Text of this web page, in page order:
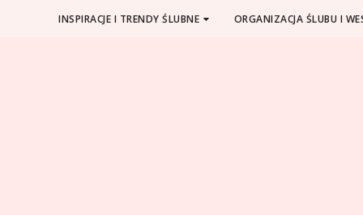
INSPIRACJE I TRENDY ŚLUBNE ORGANIZACJA ŚLUBU I